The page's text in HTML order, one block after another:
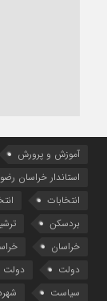
آموزش و پرورش
استاندار خراسان
انتخابات
بردسکن
خراسان
دولت
دولت
سیاست